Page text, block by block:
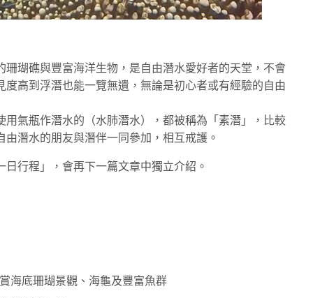
瑚礁與豐富海洋生物，是自由潛水愛好者的天堂，不會
高到浮潛也能一覽無遺，無論是初心者或有經驗的自由
氣瓶作潛水的（水肺潛水），都被稱為「素潛」，比較
潛水的朋友與潛伴一同參加，相互戒護。
行程」，會再下一篇文章中獨立介紹。
海底珊瑚景觀、海龜及豐富魚群